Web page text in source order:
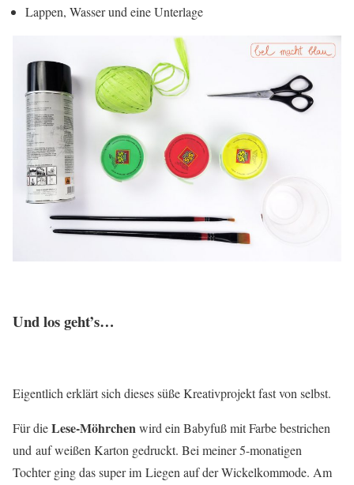
Lappen, Wasser und eine Unterlage
Und los geht’s…
Eigentlich erklärt sich dieses süße Kreativprojekt fast von selbst.
Für dieLese-Möhrchenwird ein Babyfuß mit Farbe bestrichen
und auf weißen Karton gedruckt. Bei meiner 5-monatigen
Tochter ging das super im Liegen auf der Wickelkommode. Am